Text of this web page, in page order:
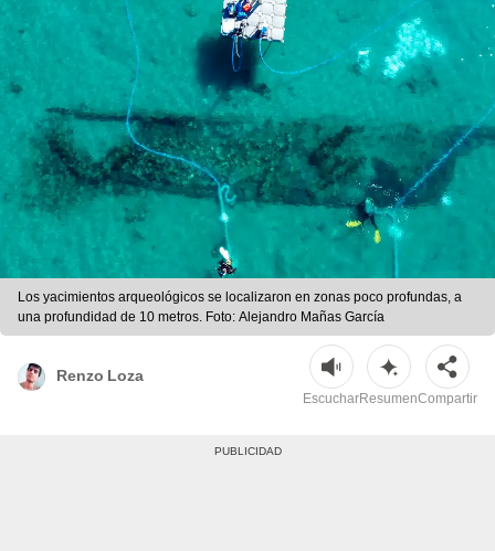
Los yacimientos arqueológicos se localizaron en zonas poco profundas, a
una profundidad de 10 metros. Foto: Alejandro Mañas García
Renzo Loza
EscucharResumenCompartir